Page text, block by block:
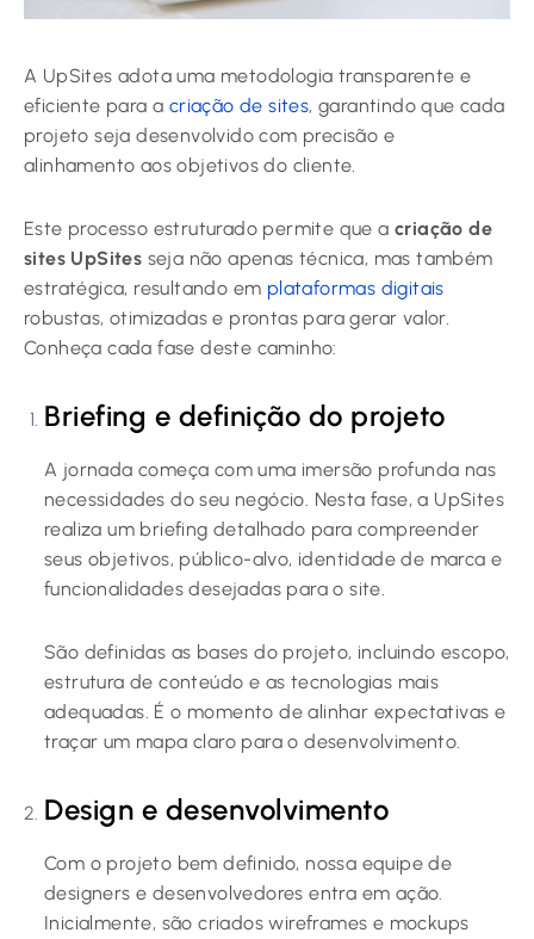
A UpSites adota uma metodologia transparente e
eficiente para a criação de sites, garantindo que cada
projeto seja desenvolvido com precisão e
alinhamento aos objetivos do cliente.
Este processo estruturado permite que a criação de
sites UpSites seja não apenas técnica, mas também
estratégica, resultando em plataformas digitais
robustas, otimizadas e prontas para gerar valor.
Conheça cada fase deste caminho:
Briefing e definição do projeto
A jornada começa com uma imersão profunda nas
necessidades do seu negócio. Nesta fase, a UpSites
realiza um briefing detalhado para compreender
seus objetivos, público-alvo, identidade de marca e
funcionalidades desejadas para o site.
São definidas as bases do projeto, incluindo escopo,
estrutura de conteúdo e as tecnologias mais
adequadas. É o momento de alinhar expectativas e
traçar um mapa claro para o desenvolvimento.
Design e desenvolvimento
Com o projeto bem definido, nossa equipe de
designers e desenvolvedores entra em ação.
Inicialmente, são criados wireframes e mockups